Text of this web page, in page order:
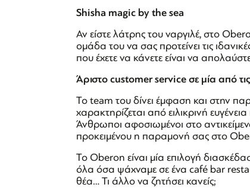
Shisha magic by the sea
Αν είστε λάτρης του ναργιλέ, στο
ομάδα του να σας προτείνει τις
που έχετε να κάνετε είναι να
Άριστο customer service σε μία από
Το team του δίνει έμφαση και στην
χαρακτηρίζεται από ειλικρινή
Άνθρωποι αφοσιωμένοι στο
προκειμένου η παραμονή σας στο
Το Oberon είναι μία επιλογή
όλα όσα ψάχναμε σε ένα café bar
θέα… Τι άλλο να ζητήσει κανείς;